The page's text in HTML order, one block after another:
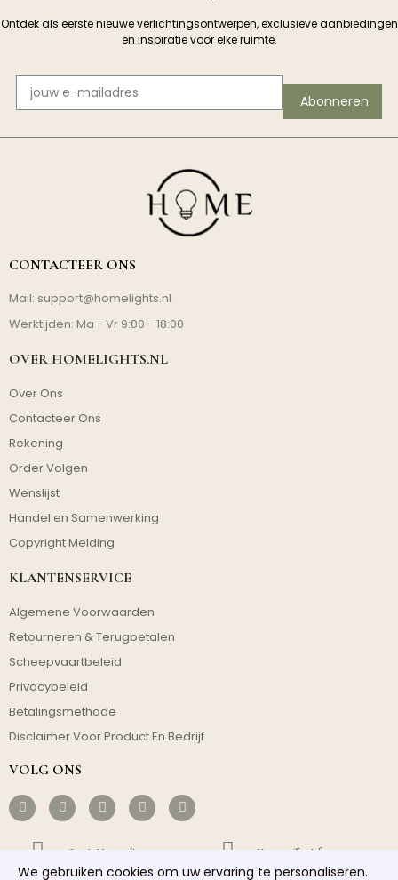
Ontdek als eerste nieuwe verlichtingsontwerpen, exclusieve aanbiedingen
en inspiratie voor elke ruimte.
Abonneren
CONTACTEER ONS
Mail: support@homelights.nl
Werktijden: Ma - Vr 9:00 - 18:00
OVER HOMELIGHTS.NL
Over Ons
Contacteer Ons
Rekening
Order Volgen
Wenslijst
Handel en Samenwerking
Copyright Melding
KLANTENSERVICE
Algemene Voorwaarden
Retourneren & Terugbetalen
Scheepvaartbeleid
Privacybeleid
Betalingsmethode
Disclaimer Voor Product En Bedrijf
VOLG ONS
Gratis Verzending Kosteneffectief
We gebruiken cookies om uw ervaring te personaliseren.